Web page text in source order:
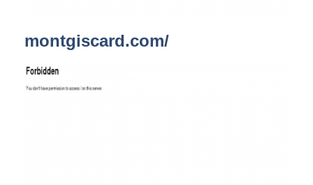
montgiscard.com/